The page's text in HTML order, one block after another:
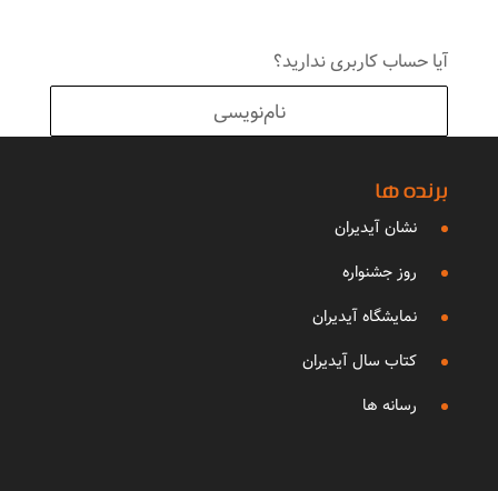
آیا حساب کاربری ندارید؟
نام‌نویسی
برنده ها
نشان آیدیران
روز جشنواره
نمایشگاه آیدیران
کتاب سال آیدیران
رسانه ها